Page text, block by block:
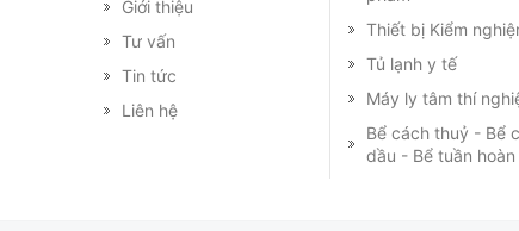
Giới thiệu
Tư vấn
Tin tức
Liên hệ
Thiết bị Kiểm
Tủ lạnh y tế
Máy ly tâm thí
Bể cách thuỷ - Bể
dầu - Bể tuần hoàn